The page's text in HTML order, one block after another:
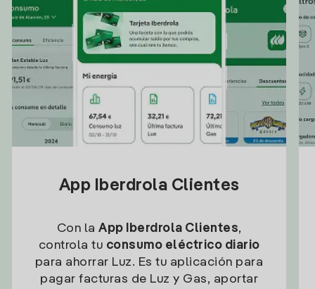
App Iberdrola Clientes
Con la App Iberdrola Clientes,
controla tu consumo eléctrico diario
para ahorrar Luz. Es tu aplicación para
pagar facturas de Luz y Gas, aportar